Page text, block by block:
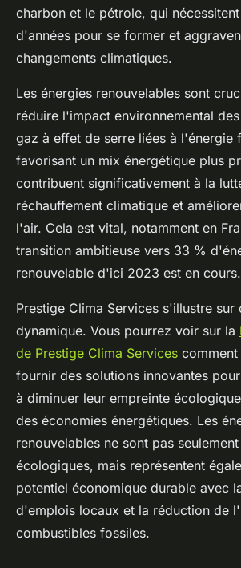
charbon et le pétrole, qui
d'années pour se former et
changements climatiques.
Les énergies renouvelables sont
réduire l'impact environnemental
gaz à effet de serre liées à l'énergie
favorisant un mix énergétique plus
contribuent significativement à la
réchauffement climatique et
l'air. Cela est vital, notamment en
transition ambitieuse vers 33 %
renouvelable d'ici 2023 est en cours.
Prestige Clima Services s'illustre sur
dynamique. Vous pourrez voir sur la
de Prestige Clima Services
fournir des solutions innovantes
à diminuer leur empreinte
des économies énergétiques. Les
renouvelables ne sont pas
écologiques, mais représentent
potentiel économique durable avec
d'emplois locaux et la réduction de
combustibles fossiles.